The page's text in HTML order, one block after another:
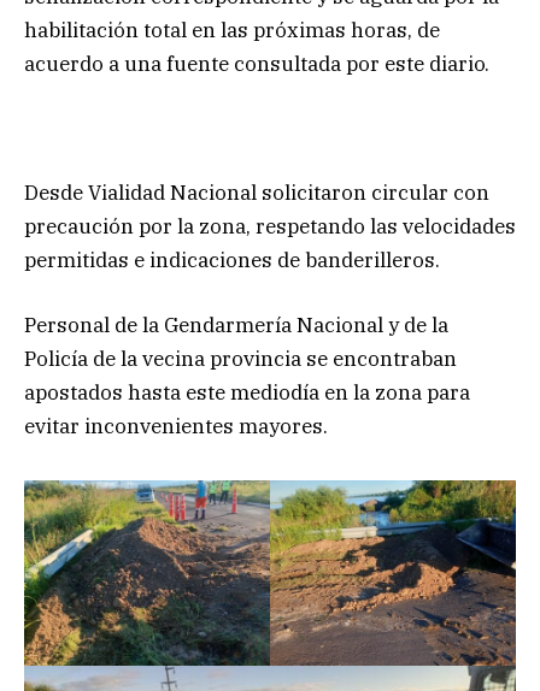
habilitación total en las próximas horas, de
acuerdo a una fuente consultada por este diario.
Desde Vialidad Nacional solicitaron circular con
precaución por la zona, respetando las velocidades
permitidas e indicaciones de banderilleros.
Personal de la Gendarmería Nacional y de la
Policía de la vecina provincia se encontraban
apostados hasta este mediodía en la zona para
evitar inconvenientes mayores.